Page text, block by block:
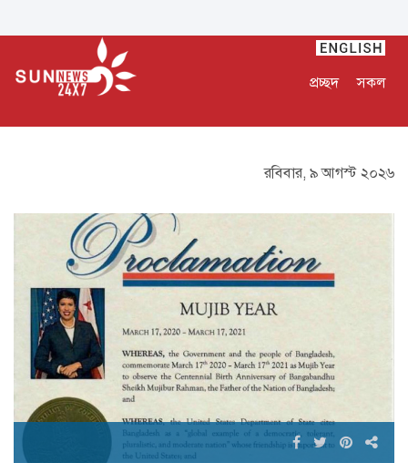
প্রচ্ছদ সকল
রবিবার, ৯ আগস্ট ২০২৬